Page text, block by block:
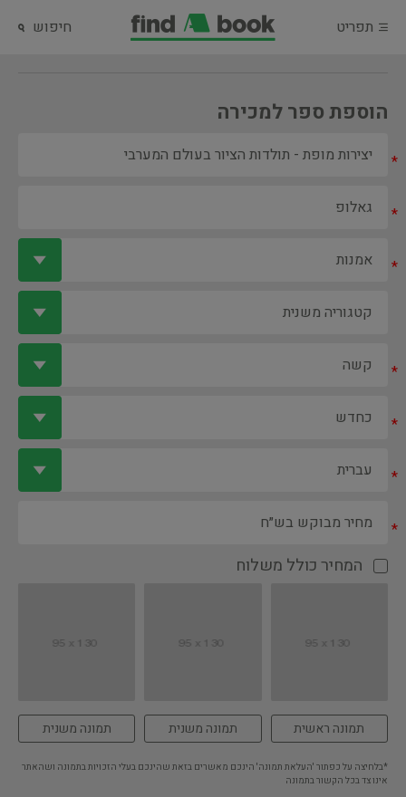
תפריט חיפוש
הוספת ספר למכירה
*
*
*
*
*
*
*
המחיר כולל משלוח
תמונה ראשית תמונה משנית תמונה משנית
*בלחיצה על כפתור 'העלאת תמונה' הינכם מאשרים בזאת שהינכם בעלי הזכויות בתמונה ושהאתר
אינו צד בכל הקשור בתמונה